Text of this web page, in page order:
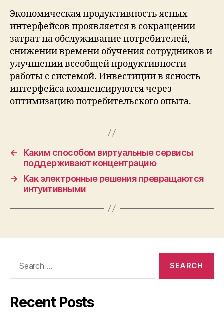
Экономическая продуктивность ясных
интерфейсов проявляется в сокращении
затрат на обслуживание потребителей,
снижении времени обучения сотрудников и
улучшении всеобщей продуктивности
работы с системой. Инвестиции в ясность
интерфейса компенсируются через
оптимизацию потребительского опыта.
←
Каким способом виртуальные сервисы
поддерживают концентрацию
→
Как электронные решения превращаются
интуитивными
Recent Posts